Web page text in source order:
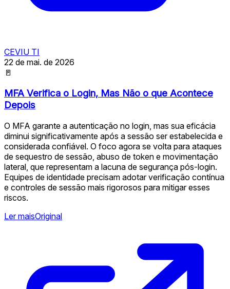
CEVIU TI
22 de mai. de 2026
🚪
MFA Verifica o Login, Mas Não o que Acontece
Depois
O MFA garante a autenticação no login, mas sua eficácia
diminui significativamente após a sessão ser estabelecida e
considerada confiável. O foco agora se volta para ataques
de sequestro de sessão, abuso de token e movimentação
lateral, que representam a lacuna de segurança pós-login.
Equipes de identidade precisam adotar verificação contínua
e controles de sessão mais rigorosos para mitigar esses
riscos.
Ler maisOriginal